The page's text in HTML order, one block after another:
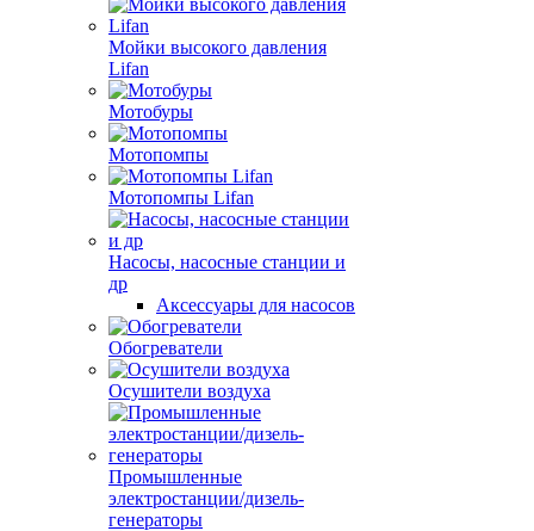
Мойки высокого давления
Lifan
Мотобуры
Мотопомпы
Мотопомпы Lifan
Насосы, насосные станции и
др
Аксессуары для насосов
Обогреватели
Осушители воздуха
Промышленные
электростанции/дизель-
генераторы